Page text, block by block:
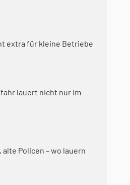
extra für kleine Betriebe
lauert nicht nur im
Policen – wo lauern